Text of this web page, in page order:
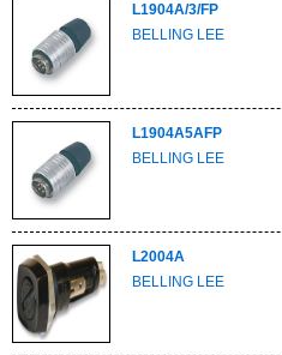
L1904A/3/FP
BELLING LEE
L1904A5AFP
BELLING LEE
L2004A
BELLING LEE